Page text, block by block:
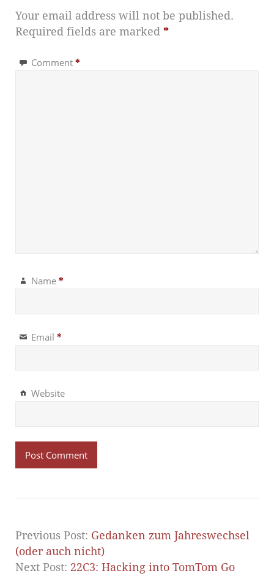
Your email address will not be published.
Required fields are marked *
Comment *
Name *
Email *
Website
Previous Post: Gedanken zum Jahreswechsel
(oder auch nicht)
Next Post: 22C3: Hacking into TomTom Go